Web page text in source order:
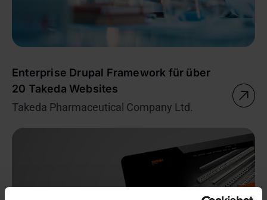
Enterprise Drupal Framework für über
20 Takeda Websites
Takeda Pharmaceutical Company Ltd.